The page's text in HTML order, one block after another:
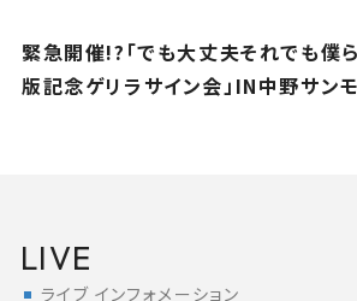
緊急開催!?「でも大丈夫それでも僕
版記念ゲリラサイン会」IN中野サン
LIVE
ライブ インフォメーション